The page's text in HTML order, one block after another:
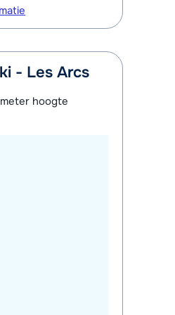
- Les Arcs
hoogte